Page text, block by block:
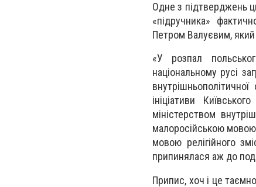
Одне з підтверджень
«підручника»
Петром Валуєвим,
«У розпал
національному русі
ініціативи
міністерством
малоросійською
мовою релігійного
припинялася аж до
Припис, хоч і це